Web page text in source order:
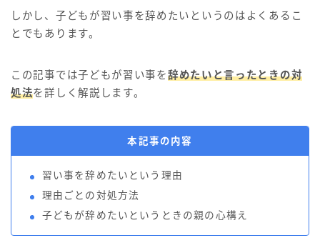
しかし、子どもが習い事を辞めたいというのはよくあるこ
とでもあります。
この記事では子どもが習い事を辞めたいと言ったときの対
処法を詳しく解説します。
本記事の内容
習い事を辞めたいという理由
理由ごとの対処方法
子どもが辞めたいというときの親の心構え